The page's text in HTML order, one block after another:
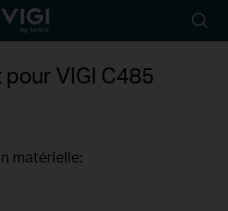
Reliably
icon
pour VIGI C485
matérielle: